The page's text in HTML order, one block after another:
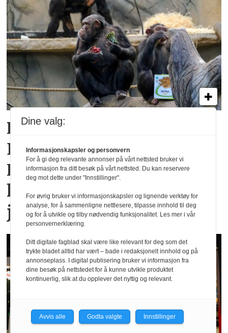
Rekordsommer for
Dyreparken i
Kristiansand: Over en
halv million besøkende i
juli
Dine valg:
Informasjonskapsler og personvern
For å gi deg relevante annonser på vårt nettsted bruker vi
informasjon fra ditt besøk på vårt nettsted. Du kan reservere
deg mot dette under "Innstillinger".
For øvrig bruker vi informasjonskapsler og lignende verktøy for
analyse, for å sammenligne nettlesere, tilpasse innhold til deg
og for å utvikle og tilby nødvendig funksjonalitet. Les mer i vår
personvernerklæring.
Ditt digitale fagblad skal være like relevant for deg som det
trykte bladet alltid har vært – bade i redaksjonelt innhold og på
annonseplass. I digital publisering bruker vi informasjon fra
dine besøk på nettstedet for å kunne utvikle produktet
kontinuerlig, slik at du opplever det nyttig og relevant.
Avvis alle Godta valgte Innstillinger